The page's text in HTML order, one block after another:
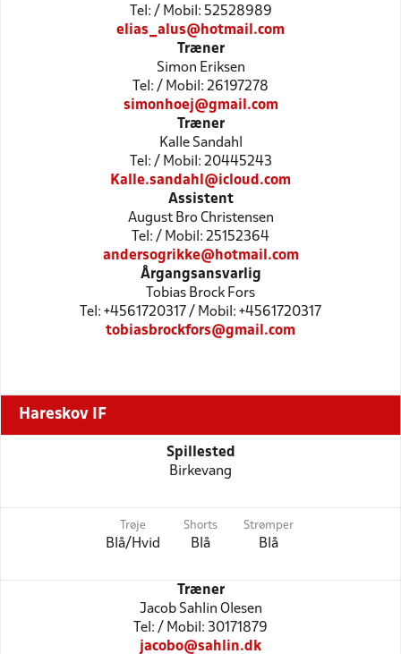
Tel: / Mobil: 52528989
elias_alus@hotmail.com
Træner
Simon Eriksen
Tel: / Mobil: 26197278
simonhoej@gmail.com
Træner
Kalle Sandahl
Tel: / Mobil: 20445243
Kalle.sandahl@icloud.com
Assistent
August Bro Christensen
Tel: / Mobil: 25152364
andersogrikke@hotmail.com
Årgangsansvarlig
Tobias Brock Fors
Tel: +4561720317 / Mobil: +4561720317
tobiasbrockfors@gmail.com
Hareskov IF
Spillested
Birkevang
Trøje
Blå/Hvid
Shorts
Blå
Strømper
Blå
Træner
Jacob Sahlin Olesen
Tel: / Mobil: 30171879
jacobo@sahlin.dk